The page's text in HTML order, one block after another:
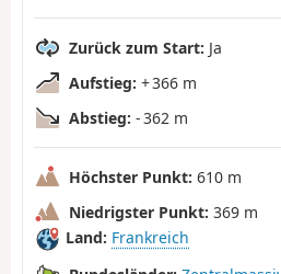
Zurück zum Start: Ja
Aufstieg: + 366 m
Abstieg: - 362 m
Höchster Punkt: 610 m
Niedrigster Punkt: 369 m
Land: Frankreich